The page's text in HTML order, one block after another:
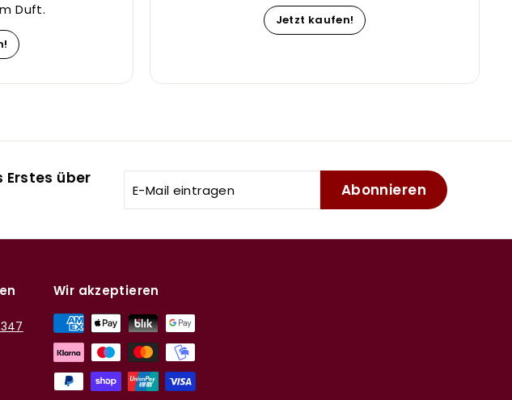
Duft.
Jetzt kaufen!
Erstes über
Mail
Abonnieren
Wir akzeptieren